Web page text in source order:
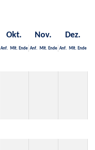
Okt. Nov. Dez.
Anf. Mit. Ende Anf. Mit. Ende Anf. Mit. Ende